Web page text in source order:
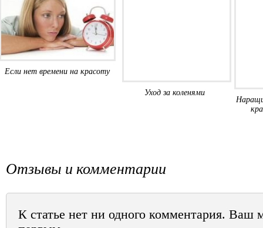
Если нет времени на красоту
Уход за коленями
Отзывы и комментарии
К статье нет ни одного комментария. Ваш